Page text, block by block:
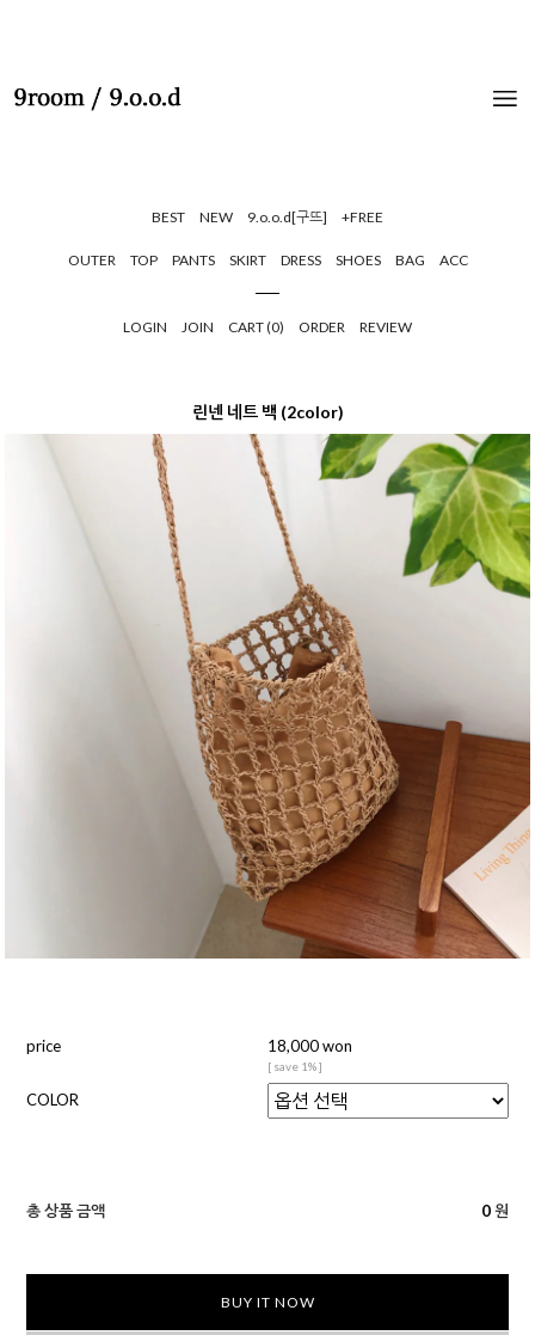
BEST NEW 9.o.o.d[구뜨] +FREE
OUTER TOP PANTS SKIRT DRESS SHOES BAG ACC
LOGIN JOIN CART (0) ORDER REVIEW
린넨 네트 백 (2color)
price 18,000 won
[ save 1% ]
COLOR
총 상품 금액 0 원
BUY IT NOW